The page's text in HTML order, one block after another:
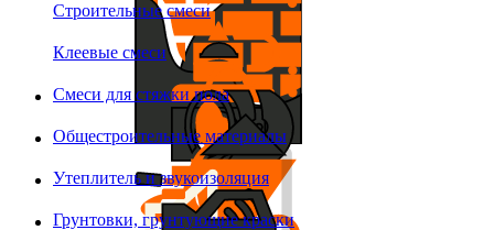
Строительные смеси
Клеевые смеси
Смеси для стяжки пола
Общестроительные материалы
Утеплитель и звукоизоляция
Грунтовки, грунтующие краски